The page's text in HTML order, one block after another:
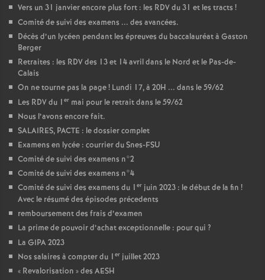
Vers un 31 janvier encore plus fort : les RDV du 31 et les tracts !
Comité de suivi des examens ... des avancées.
Décès d’un lycéen pendant les épreuves du baccalauréat à Gaston
Berger
Retraites : les RDV des 13 et 14 avril dans le Nord et le Pas-de-
Calais
On ne tourne pas la page! Lundi 17, à 20H ... dans le 59/62
Les RDV du 1 er mai pour le retrait dans le 59/62
Nous l’avons encore fait.
SALAIRES, PACTE : le dossier complet
Examens en lycée : courrier du Snes-FSU
Comité de suivi des examens n°2
Comité de suivi des examens n°4
Comité de suivi des examens du 1 er juin 2023 : le début de la fin !
Avec le résumé des épisodes précedents
remboursement des frais d’examen
La prime de pouvoir d’achat exceptionnelle : pour qui ?
La GIPA 2023
Nos salaires à compter du 1 er juillet 2023
« Revalorisation » des AESH